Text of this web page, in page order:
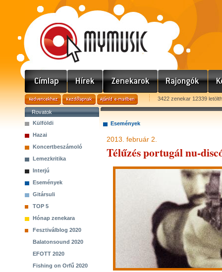
3422 zenekar 12339
Rovatok
Külföldi
Hazai
Koncertbeszámoló
Lemezkritika
Interjú
Események
Gitársuli
TOP 5
Hónap zenekara
Fesztiválblog 2020
Balatonsound 2020
EFOTT 2020
Fishing on Orfű 2020
Események
2013. február 2.
Télűzés portugál nu-